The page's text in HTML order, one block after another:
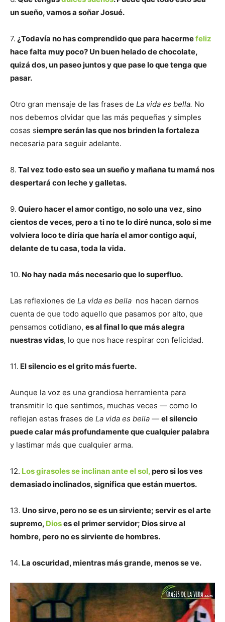
un sueño, vamos a soñar Josué.
7. ¿Todavía no has comprendido que para hacermefeliz
hace falta muy poco? Un buen helado de chocolate,
quizá dos, un paseo juntos y que pase lo que tenga que
pasar.
Otro gran mensaje de las frases de La vida es bella. No
nos debemos olvidar que las más pequeñas y simples
cosas siempre serán las que nos brinden la fortaleza
necesaria para seguir adelante.
8. Tal vez todo esto sea un sueño y mañana tu mamá nos
despertará con leche y galletas.
9. Quiero hacer el amor contigo, no solo una vez, sino
cientos de veces, pero a ti no te lo diré nunca, solo si me
volviera loco te diría que haría el amor contigo aquí,
delante de tu casa, toda la vida.
10. No hay nada más necesario que lo superfluo.
Las reflexiones de La vida es bella nos hacen darnos
cuenta de que todo aquello que pasamos por alto, que
pensamos cotidiano, es al final lo que más alegra
nuestras vidas, lo que nos hace respirar con felicidad.
11. El silencio es el grito más fuerte.
Aunque la voz es una grandiosa herramienta para
transmitir lo que sentimos, muchas veces — como lo
reflejan estas frases de La vida es bella — el silencio
puede calar más profundamente que cualquier palabra
y lastimar más que cualquier arma.
12. Los girasoles se inclinan ante el sol,pero si los ves
demasiado inclinados, significa que están muertos.
13. Uno sirve, pero no se es un sirviente; servir es el arte
supremo, Dioses el primer servidor; Dios sirve al
hombre, pero no es sirviente de hombres.
14. La oscuridad, mientras más grande, menos se ve.